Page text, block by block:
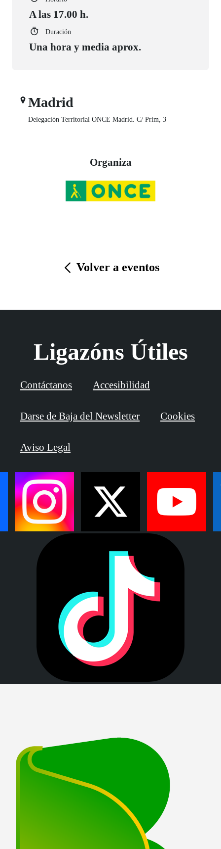
A las 17.00 h.
Duración
Una hora y media aprox.
Madrid
Delegación Territorial ONCE Madrid. C/ Prim, 3
Organiza
Volver a eventos
Ligazóns Útiles
Contáctanos Accesibilidad
Darse de Baja del Newsletter Cookies
Aviso Legal